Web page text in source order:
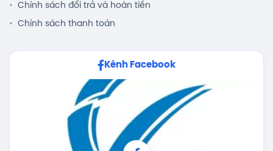
Chính sách đổi trả và hoàn tiền
Chính sách thanh toán
Kênh Facebook